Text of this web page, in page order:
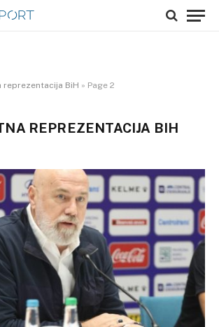
reprezentacija BiH » Page 2
REPREZENTACIJA BIH